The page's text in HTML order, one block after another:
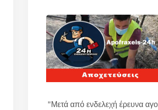
"Μετά από ενδελεχή έρευνα